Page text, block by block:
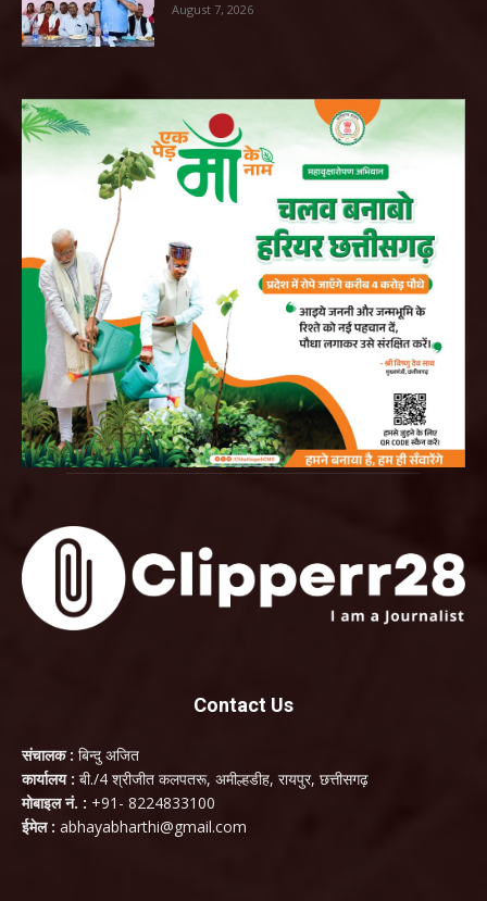
August 7, 2026
Contact Us
संचालक : बिन्दु अजित
कार्यालय : बी./4 श्रीजीत कलपतरू, अमील्हडीह, रायपुर, छत्तीसगढ़
मोबाइल नं. : +91- 8224833100
ईमेल : abhayabharthi@gmail.com